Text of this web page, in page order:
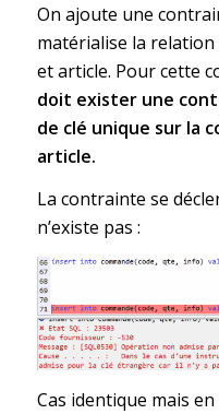
On ajoute une
matérialise la
et article. Pour cette
doit exister une
de clé unique sur la
article.
La contrainte se
n’existe pas :
Cas identique mais